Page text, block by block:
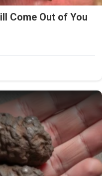
Come Out of You